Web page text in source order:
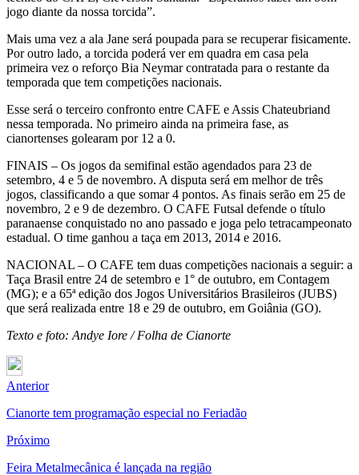
jogo diante da nossa torcida”.
Mais uma vez a ala Jane será poupada para se recuperar fisicamente.
Por outro lado, a torcida poderá ver em quadra em casa pela
primeira vez o reforço Bia Neymar contratada para o restante da
temporada que tem competições nacionais.
Esse será o terceiro confronto entre CAFE e Assis Chateubriand
nessa temporada. No primeiro ainda na primeira fase, as
cianortenses golearam por 12 a 0.
FINAIS – Os jogos da semifinal estão agendados para 23 de
setembro, 4 e 5 de novembro. A disputa será em melhor de três
jogos, classificando a que somar 4 pontos. As finais serão em 25 de
novembro, 2 e 9 de dezembro. O CAFE Futsal defende o título
paranaense conquistado no ano passado e joga pelo tetracampeonato
estadual. O time ganhou a taça em 2013, 2014 e 2016.
NACIONAL – O CAFE tem duas competições nacionais a seguir: a
Taça Brasil entre 24 de setembro e 1° de outubro, em Contagem
(MG); e a 65ª edição dos Jogos Universitários Brasileiros (JUBS)
que será realizada entre 18 e 29 de outubro, em Goiânia (GO).
Texto e foto: Andye Iore / Folha de Cianorte
Anterior
Cianorte tem programação especial no Feriadão
Próximo
Feira Metalmecânica é lançada na região